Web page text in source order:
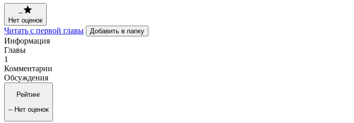
--
Нет оценок
Читать с первой главы Добавить в папку
Информация
Главы
1
Комментарии
Обсуждения
Рейтинг
-- Нет оценок